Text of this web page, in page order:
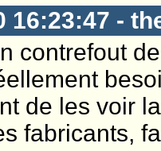
16:23:47 -
contrefout
de les voir
fabricants,